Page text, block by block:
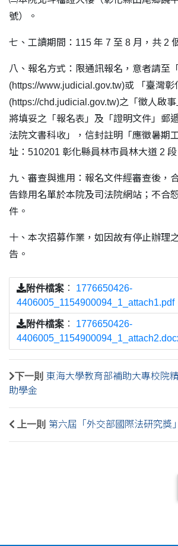
號）。
七、工讀期間：115 年 7 至 8 月，共 2
八、報名方式：限通訊報名，意者請至
(https://www.judicial.gov.tw)或 「臺灣
(https://chd.judicial.gov.tw)之「徵人啟
將填妥之「報名表」及「證明文件」郵
法院文書科收」，信封註明「應徵暑期
址：510201 彰化縣員林市員林大道 2 段
九、審查與進用：報名文件經審查後，
告錄用名單於本院及司法院網站；不合
件。
十、本次招募作業，如因故有停止辦理
告。
附件檔案 ： 1776650426-
4406005_1154900094_1_attach1.pdf
附件檔案 ： 1776650426-
下一則 東海大學教育部補助大專校院
助學金
上一則 第六屆「外交部國際法研究獎」